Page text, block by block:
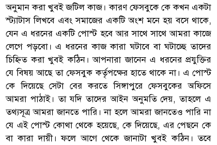
অনুমান করা খুবই জটিল কাজ। কারণ ফেসবুকে কে কখন একটা
স্ট্যাটাস লিখবে এবং সমাজের একটি অংশ মনে হয় বসে থাকে,
যেন এ ধরনের একটি পোস্ট হবে আর সাথে সাথে আমরা কাজে
লেগে পড়বো। এ ধরনের কাজ কারা ঘটাবে বা ঘটাচ্ছে তাদের
চিহ্নিত করা খুবই কঠিন। আপনারা জানেন এ ধরনের প্রযুক্তির
যে বিষয় আছে তা ফেসবুক কর্তৃপক্ষের হাতে থাকে না। এ পোস্ট
কে দিয়েছে সেটা বের করতে সিঙ্গাপুরে ফেসবুকের অফিসে
আমরা পাঠাই। তা যদি তাদের আইন অনুমতি দেয়, তাহলে এ
তথ্যসূত্র আমরা জানতে পারি। না হলে আমরা জানতেও পারি না
যে এই পোস্ট কোথা থেকে হয়েছে, কে দিয়েছে, এর পেছনে কে
বা কারা দায়ী। ফলে আগে থেকে জানাটা খুবই কঠিন। তবে